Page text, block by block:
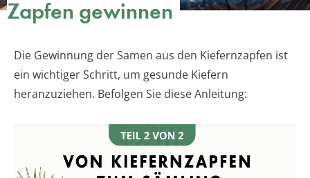
Zapfen gewinnen
Die Gewinnung der Samen aus den Kiefernzapfen ist
ein wichtiger Schritt, um gesunde Kiefern
heranzuziehen. Befolgen Sie diese Anleitung: